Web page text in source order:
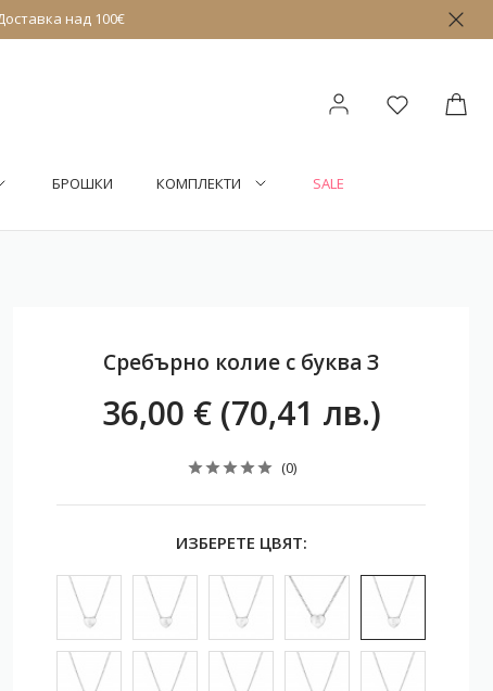
над 100€
БРОШКИ КОМПЛЕКТИ SALE
Сребърно колие с буква З
36,00 € (70,41 лв.)
(0)
ИЗБЕРЕТЕ ЦВЯТ: